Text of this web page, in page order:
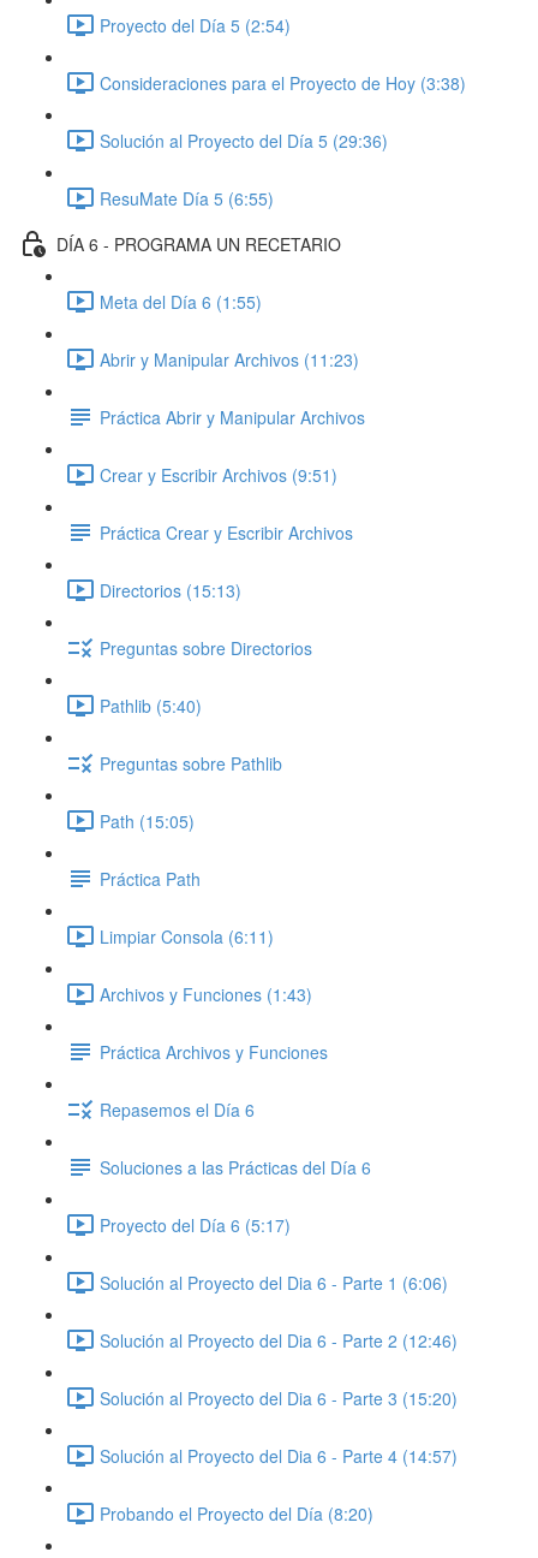
Proyecto del Día 5 (2:54)
Consideraciones para el Proyecto de Hoy (3:38)
Solución al Proyecto del Día 5 (29:36)
ResuMate Día 5 (6:55)
DÍA 6 - PROGRAMA UN RECETARIO
Meta del Día 6 (1:55)
Abrir y Manipular Archivos (11:23)
Práctica Abrir y Manipular Archivos
Crear y Escribir Archivos (9:51)
Práctica Crear y Escribir Archivos
Directorios (15:13)
Preguntas sobre Directorios
Pathlib (5:40)
Preguntas sobre Pathlib
Path (15:05)
Práctica Path
Limpiar Consola (6:11)
Archivos y Funciones (1:43)
Práctica Archivos y Funciones
Repasemos el Día 6
Soluciones a las Prácticas del Día 6
Proyecto del Día 6 (5:17)
Solución al Proyecto del Dia 6 - Parte 1 (6:06)
Solución al Proyecto del Dia 6 - Parte 2 (12:46)
Solución al Proyecto del Dia 6 - Parte 3 (15:20)
Solución al Proyecto del Dia 6 - Parte 4 (14:57)
Probando el Proyecto del Día (8:20)